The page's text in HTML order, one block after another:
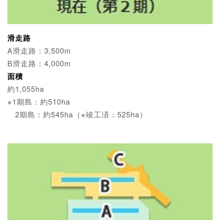
滑走路
A滑走路：3,500m
B滑走路：4,000m
面積
約1,055ha
※1期島：約510ha
2期島：約545ha（※竣工済：525ha）